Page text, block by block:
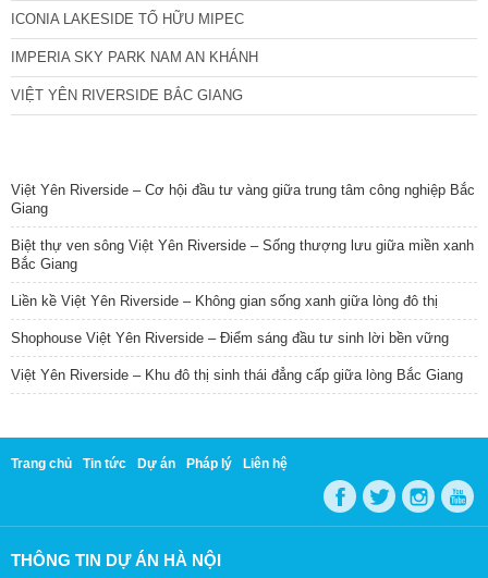
ICONIA LAKESIDE TỐ HỮU MIPEC
IMPERIA SKY PARK NAM AN KHÁNH
VIỆT YÊN RIVERSIDE BẮC GIANG
Việt Yên Riverside – Cơ hội đầu tư vàng giữa trung tâm công nghiệp Bắc
Giang
Biệt thự ven sông Việt Yên Riverside – Sống thượng lưu giữa miền xanh
Bắc Giang
Liền kề Việt Yên Riverside – Không gian sống xanh giữa lòng đô thị
Shophouse Việt Yên Riverside – Điểm sáng đầu tư sinh lời bền vững
Việt Yên Riverside – Khu đô thị sinh thái đẳng cấp giữa lòng Bắc Giang
Trang chủ Tin tức Dự án Pháp lý Liên hệ
THÔNG TIN DỰ ÁN HÀ NỘI